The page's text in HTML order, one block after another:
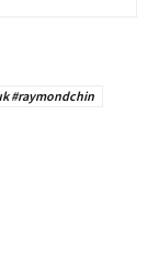
#raymondchin